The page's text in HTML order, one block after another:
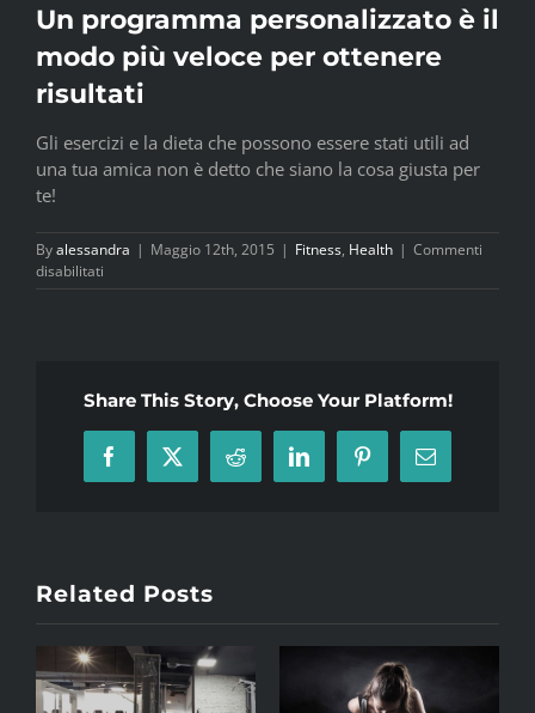
Un programma personalizzato è il
modo più veloce per ottenere
risultati
Gli esercizi e la dieta che possono essere stati utili ad
una tua amica non è detto che siano la cosa giusta per
te!
Byalessandra | Maggio 12th, 2015 | Fitness, Health | Commenti
disabilitati
Un
modo
veloce
per
ottenere
Share This Story, Choose Your Platform!
Facebook
X Reddit LinkedInPinterestEmail
Related Posts